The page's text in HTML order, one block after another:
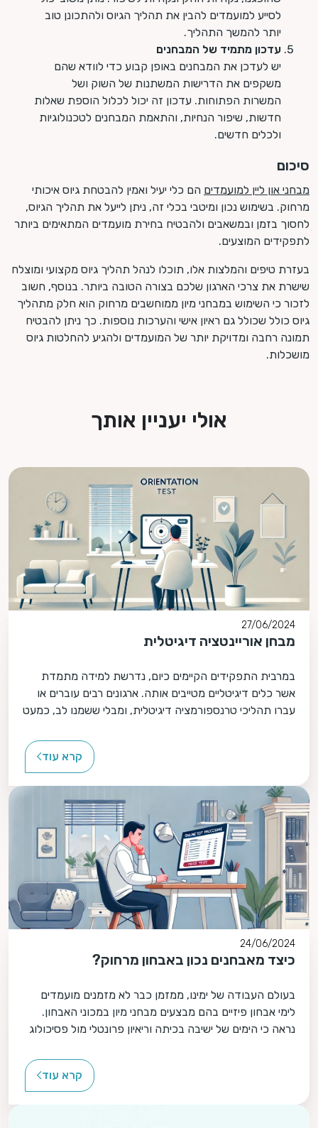
לסייע למועמדים להבין את תהליך הגיוס ולהתכונן טוב
יותר להמשך התהליך.
עדכון מתמיד של המבחנים
יש לעדכן את המבחנים באופן קבוע כדי לוודא שהם
משקפים את הדרישות המשתנות של השוק ושל
המשרות הפתוחות. עדכון זה יכול לכלול הוספת שאלות
חדשות, שיפור הנחיות, והתאמת המבחנים לטכנולוגיות
ולכלים חדשים.
סיכום
מבחני און ליין למועמדים הם כלי יעיל ואמין להבטחת גיוס איכותי
מרחוק. בשימוש נכון ומיטבי בכלי זה, ניתן לייעל את תהליך הגיוס,
לחסוך בזמן ובמשאבים ולהבטיח בחירת מועמדים המתאימים ביותר
לתפקידים המוצעים.
בעזרת טיפים והמלצות אלו, תוכלו לנהל תהליך גיוס מקצועי ומוצלח
שישרת את צרכי הארגון שלכם בצורה הטובה ביותר. בנוסף, חשוב
לזכור כי השימוש במבחני מיון ממוחשבים מרחוק הוא חלק מתהליך
גיוס כולל שכולל גם ראיון אישי והערכות נוספות. כך ניתן להבטיח
תמונה רחבה ומדויקת יותר של המועמדים ולהגיע להחלטות גיוס
מושכלות.
אולי יעניין אותך
27/06/2024
מבחן אוריינטציה דיגיטלית
במרבית התפקידים הקיימים כיום, נדרשת למידה מתמדת
אשר כלים דיגיטליים מטייבים אותה. ארגונים רבים עוברים או
עברו תהליכי טרנספורמציה דיגיטלית, ומבלי ששמנו לב, כמעט
קרא עוד
24/06/2024
כיצד מאבחנים נכון באבחון מרחוק?
בעולם העבודה של ימינו, ממזמן כבר לא מזמנים מועמדים
לימי אבחון פיזיים בהם מבצעים מבחני מיון במכוני האבחון.
נראה כי הימים של ישיבה בכיתה וריאיון פרונטלי מול פסיכולוג
קרא עוד